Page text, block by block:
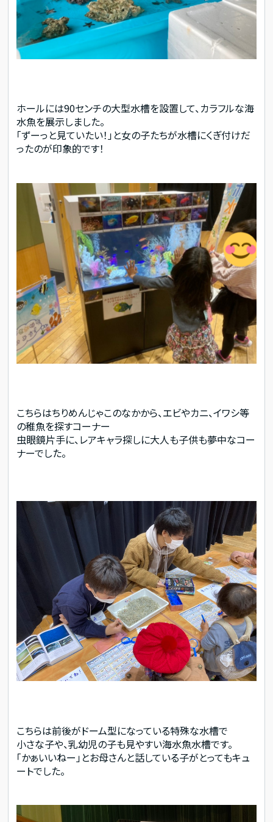
ホールには90センチの大型水槽を設置して、カラフルな海
水魚を展示しました。
「ずーっと見ていたい！」と女の子たちが水槽にくぎ付けだ
ったのが印象的です！
こちらはちりめんじゃこのなかから、エビやカニ、イワシ等
の稚魚を探すコーナー
虫眼鏡片手に、レアキャラ探しに大人も子供も夢中なコー
ナーでした。
こちらは前後がドーム型になっている特殊な水槽で
小さな子や、乳幼児の子も見やすい海水魚水槽です。
「かぁいいねー」とお母さんと話している子がとってもキュ
ートでした。